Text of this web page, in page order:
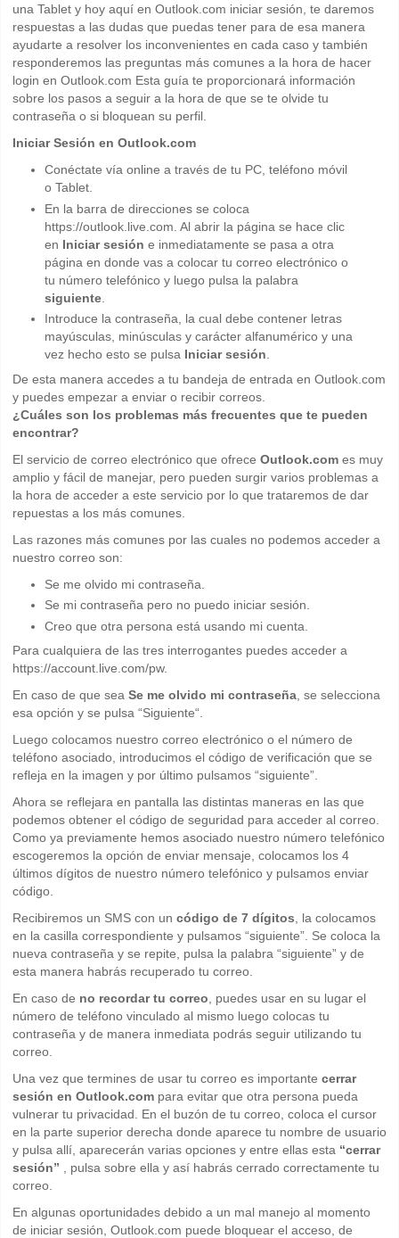
una Tablet y hoy aquí en Outlook.com iniciar sesión, te daremos
respuestas a las dudas que puedas tener para de esa manera
ayudarte a resolver los inconvenientes en cada caso y también
responderemos las preguntas más comunes a la hora de hacer
login en Outlook.com Esta guía te proporcionará información
sobre los pasos a seguir a la hora de que se te olvide tu
contraseña o si bloquean su perfil.
Iniciar Sesión en Outlook.com
Conéctate vía online a través de tu PC, teléfono móvil
o Tablet.
En la barra de direcciones se coloca
https://outlook.live.com. Al abrir la página se hace clic
en Iniciar sesión e inmediatamente se pasa a otra
página en donde vas a colocar tu correo electrónico o
tu número telefónico y luego pulsa la palabra
siguiente.
Introduce la contraseña, la cual debe contener letras
mayúsculas, minúsculas y carácter alfanumérico y una
vez hecho esto se pulsa Iniciar sesión.
De esta manera accedes a tu bandeja de entrada en Outlook.com
y puedes empezar a enviar o recibir correos.
¿Cuáles son los problemas más frecuentes que te pueden
encontrar?
El servicio de correo electrónico que ofrece Outlook.com es muy
amplio y fácil de manejar, pero pueden surgir varios problemas a
la hora de acceder a este servicio por lo que trataremos de dar
repuestas a los más comunes.
Las razones más comunes por las cuales no podemos acceder a
nuestro correo son:
Se me olvido mi contraseña.
Se mi contraseña pero no puedo iniciar sesión.
Creo que otra persona está usando mi cuenta.
Para cualquiera de las tres interrogantes puedes acceder a
https://account.live.com/pw.
En caso de que sea Se me olvido mi contraseña , se selecciona
esa opción y se pulsa “Siguiente“.
Luego colocamos nuestro correo electrónico o el número de
teléfono asociado, introducimos el código de verificación que se
refleja en la imagen y por último pulsamos “siguiente”.
Ahora se reflejara en pantalla las distintas maneras en las que
podemos obtener el código de seguridad para acceder al correo.
Como ya previamente hemos asociado nuestro número telefónico
escogeremos la opción de enviar mensaje, colocamos los 4
últimos dígitos de nuestro número telefónico y pulsamos enviar
código.
Recibiremos un SMS con un código de 7 dígitos , la colocamos
en la casilla correspondiente y pulsamos “siguiente”. Se coloca la
nueva contraseña y se repite, pulsa la palabra “siguiente” y de
esta manera habrás recuperado tu correo.
En caso de no recordar tu correo , puedes usar en su lugar el
número de teléfono vinculado al mismo luego colocas tu
contraseña y de manera inmediata podrás seguir utilizando tu
correo.
Una vez que termines de usar tu correo es importante cerrar
sesión en Outlook.com para evitar que otra persona pueda
vulnerar tu privacidad. En el buzón de tu correo, coloca el cursor
en la parte superior derecha donde aparece tu nombre de usuario
y pulsa allí, aparecerán varias opciones y entre ellas esta “cerrar
sesión”
, pulsa sobre ella y así habrás cerrado correctamente tu
correo.
En algunas oportunidades debido a un mal manejo al momento
de iniciar sesión, Outlook.com puede bloquear el acceso, de